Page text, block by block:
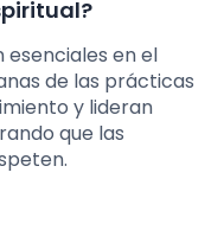
esenciales en el
de las prácticas
y lideran
que las